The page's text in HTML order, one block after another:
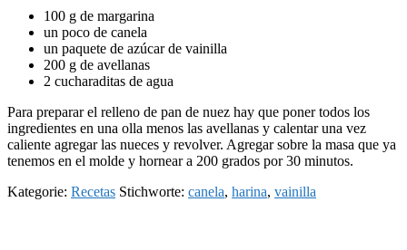
100 g de margarina
un poco de canela
un paquete de azúcar de vainilla
200 g de avellanas
2 cucharaditas de agua
Para preparar el relleno de pan de nuez hay que poner todos los
ingredientes en una olla menos las avellanas y calentar una vez
caliente agregar las nueces y revolver. Agregar sobre la masa que ya
tenemos en el molde y hornear a 200 grados por 30 minutos.
Kategorie: Recetas Stichworte: canela, harina, vainilla